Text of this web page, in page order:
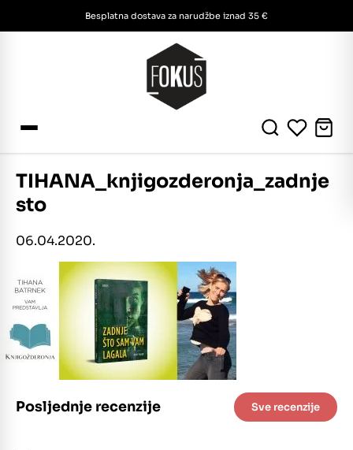
Besplatna dostava za narudžbe iznad 35 €
TIHANA_knjigozderonja_zadnje
sto
06.04.2020.
Posljednje recenzije Sve recenzije